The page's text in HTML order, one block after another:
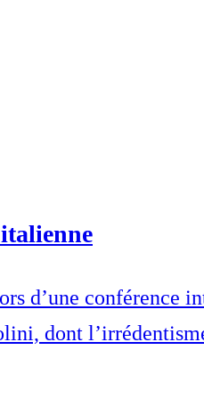
d’une conférence
dont